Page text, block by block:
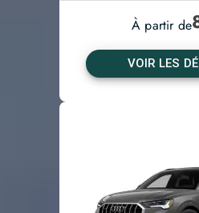
À partir de
VOIR LES